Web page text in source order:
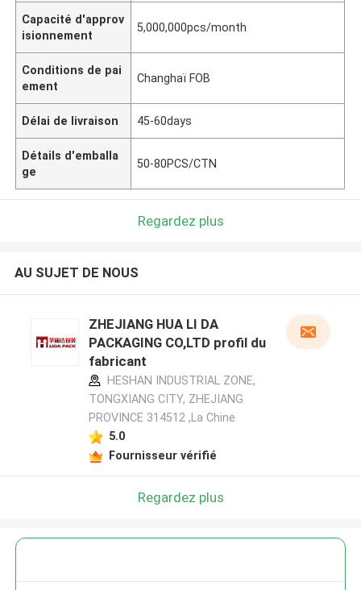
Capacité d'approv
isionnement
5,000,000pcs/month
Conditions de pai
ement
Changhaï FOB
Délai de livraison 45-60days
Détails d'emballa
ge
50-80PCS/CTN
Regardez plus
AU SUJET DE NOUS
ZHEJIANG HUA LI DA
PACKAGING CO,LTD profil du
fabricant
HESHAN INDUSTRIAL ZONE,
TONGXIANG CITY, ZHEJIANG
PROVINCE 314512 ,La Chine
5.0
Fournisseur vérifié
Regardez plus